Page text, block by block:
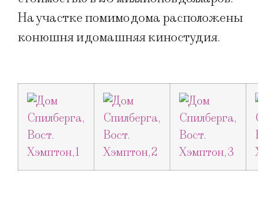
На участке помимо дома расположены
конюшня и домашняя киностудия.